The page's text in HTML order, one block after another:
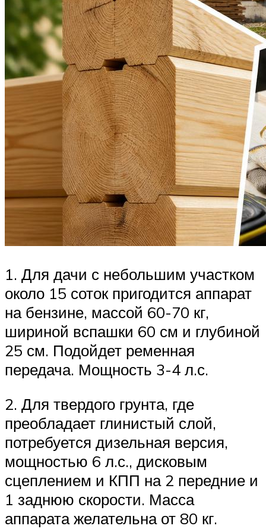
1. Для дачи с небольшим участком
около 15 соток пригодится аппарат
на бензине, массой 60-70 кг,
шириной вспашки 60 см и глубиной
25 см. Подойдет ременная
передача. Мощность 3-4 л.с.
2. Для твердого грунта, где
преобладает глинистый слой,
потребуется дизельная версия,
мощностью 6 л.с., дисковым
сцеплением и КПП на 2 передние и
1 заднюю скорости. Масса
аппарата желательна от 80 кг.